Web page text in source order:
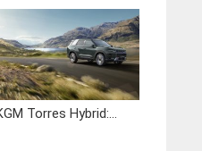
Torres Hybrid:...